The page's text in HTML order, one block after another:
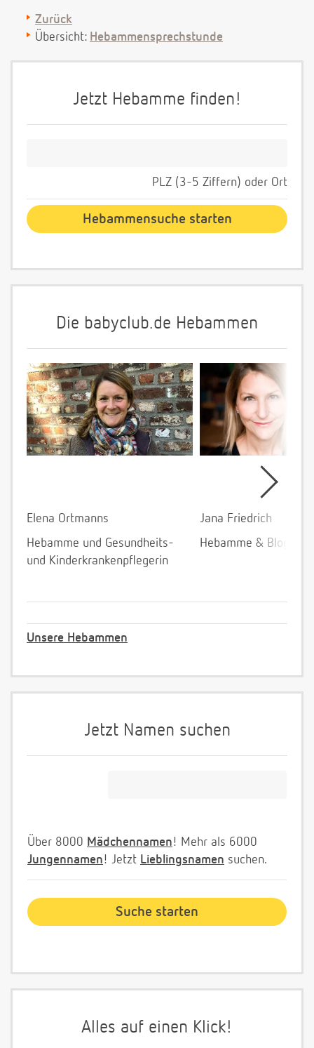
Zurück
Übersicht: Hebammensprechstunde
Jetzt Hebamme finden!
PLZ (3-5 Ziffern) oder Ort
Die babyclub.de Hebammen
Elena Ortmanns
Hebamme und Gesundheits-
und Kinderkrankenpflegerin
Jana Friedrich
Hebamme &
Unsere Hebammen
Jetzt Namen suchen
Über 8000 Mädchennamen! Mehr als 6000
Jungennamen! Jetzt Lieblingsnamen suchen.
Alles auf einen Klick!